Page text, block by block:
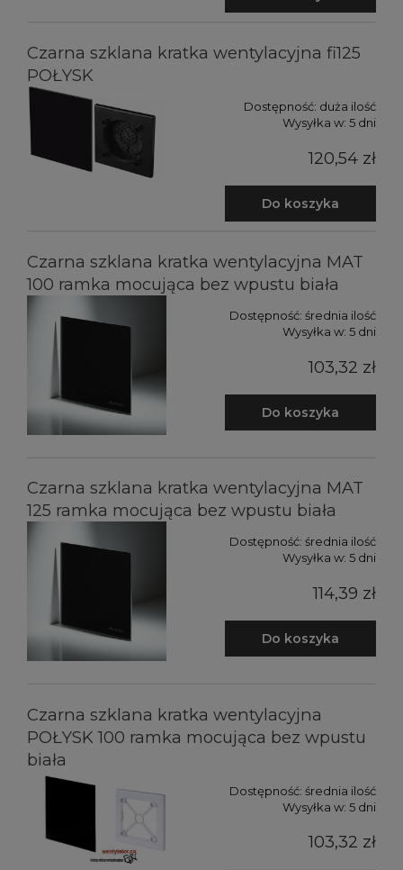
Czarna szklana kratka wentylacyjna fi125
POŁYSK
Dostępność: duża ilość
Wysyłka w: 5 dni
120,54 zł
Do koszyka
Czarna szklana kratka wentylacyjna MAT
100 ramka mocująca bez wpustu biała
Dostępność: średnia ilość
Wysyłka w: 5 dni
103,32 zł
Do koszyka
Czarna szklana kratka wentylacyjna MAT
125 ramka mocująca bez wpustu biała
Dostępność: średnia ilość
Wysyłka w: 5 dni
114,39 zł
Do koszyka
Czarna szklana kratka wentylacyjna
POŁYSK 100 ramka mocująca bez wpustu
biała
Dostępność: średnia ilość
Wysyłka w: 5 dni
103,32 zł